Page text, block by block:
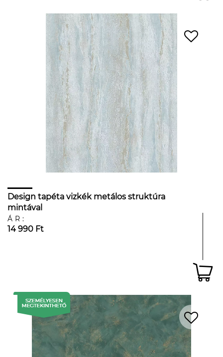
Design tapéta vizkék metálos struktúra
mintával
ÁR:
14 990 Ft